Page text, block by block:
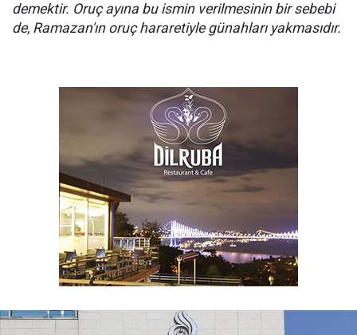
demektir. Oruç ayına bu ismin verilmesinin bir sebebi
de, Ramazan'ın oruç hararetiyle günahları yakmasıdır.